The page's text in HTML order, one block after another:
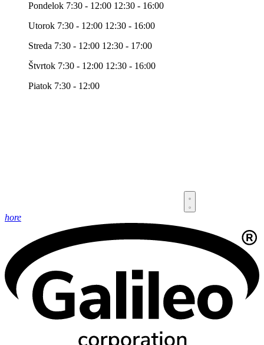
Pondelok 7:30 - 12:00 12:30 - 16:00
Utorok 7:30 - 12:00 12:30 - 16:00
Streda 7:30 - 12:00 12:30 - 17:00
Štvrtok 7:30 - 12:00 12:30 - 16:00
Piatok 7:30 - 12:00
hore